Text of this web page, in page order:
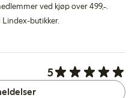
ved kjøp over 499,-.
butikker.
5